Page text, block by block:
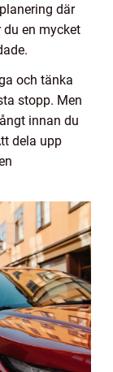
där
en mycket
och tänka
stopp. Men
innan du
dela upp